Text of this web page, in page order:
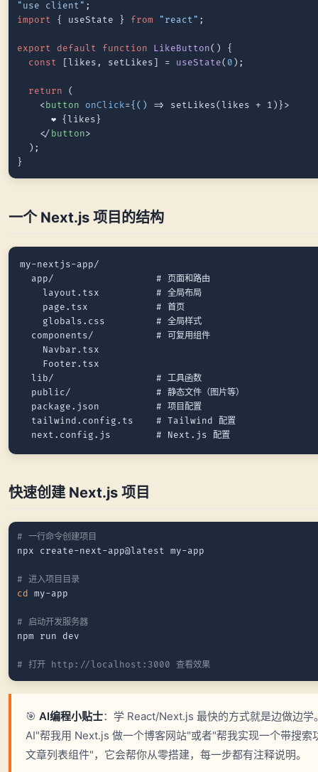
"use client"
import { useState } from "react" ;
export default function LikeButton( ) {
const [likes, setLikes] = useState( 0 );
return (
<button onClick={() =>
setLikes(likes + 1)}>
      ❤️ {likes}
</ button>
  );
一个 Next.js 项目的结构
my-nextjs-app/
  app/                  # 页面和路由
    layout.tsx          # 全局布局
    page.tsx            # 首页
    globals.css         # 全局样式
  components/           # 可复用组件
    Navbar.tsx
    Footer.tsx
  lib/                  # 工具函数
  public/               # 静态文件（图片等）
  package.json          # 项目配置
  tailwind.config.ts    # Tailwind 配置
快速创建 Next.js 项目
# 一行命令创建项目
npx create-next-app@latest my-app
# 进入项目目录
cd my-app
# 启动开发服务器
npm run dev
# 打开 http://localhost:3000 查看效果
🎯 AI编程小贴士：学 React/Next.js 最快的方式就是边做边学
AI"帮我用 Next.js 做一个博客网站"或者"帮我实现一个带搜索
文章列表组件"，它会帮你从零搭建，每一步都有注释说明。